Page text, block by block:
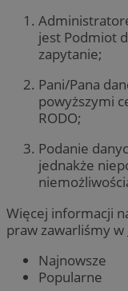
jest Podmiot
zapytanie;
Pani/Pana
powyższymi
RODO;
Podanie
jednakże
Więcej informacji
praw zawarliśmy w
Najnowsze
Popularne